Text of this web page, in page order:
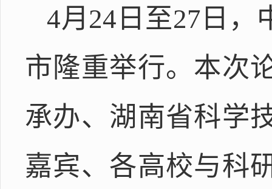
4月24日至27日，
市隆重举行。本次
承办、湖南省科学
嘉宾、各高校与科